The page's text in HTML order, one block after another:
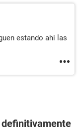
estando ahi las